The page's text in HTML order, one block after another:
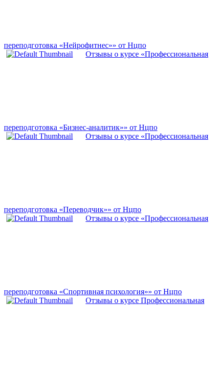
переподготовка «Нейрофитнес»» от Нцпо
Отзывы о курсе «Профессиональная
переподготовка «Бизнес-аналитик»» от Нцпо
Отзывы о курсе «Профессиональная
переподготовка «Переводчик»» от Нцпо
Отзывы о курсе «Профессиональная
переподготовка «Спортивная психология»» от Нцпо
Отзывы о курсе Профессиональная